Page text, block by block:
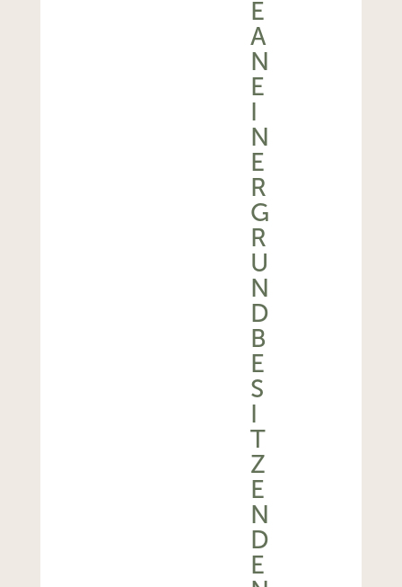
E
A
N
E
I
N
E
R
G
R
U
N
D
B
E
S
I
T
Z
E
N
D
E